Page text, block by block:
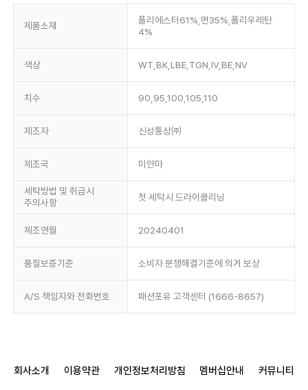
제품소재
폴리에스터61%,면35%,폴리우레탄
4%
색상 WT,BK,LBE,TGN,IV,BE,NV
치수 90,95,100,105,110
제조자 신성통상㈜
제조국 미얀마
세탁방법 및 취급시
주의사항
첫 세탁시 드라이클리닝
제조연월 20240401
품질보증기준 소비자 분쟁해결기준에 의거 보상
A/S 책임자와 전화번호 패션포유 고객센터 (1666-8657)
회사소개 이용약관 개인정보처리방침 멤버십안내 커뮤니티